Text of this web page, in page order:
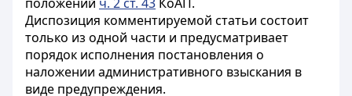
Диспозиция комментируемой статьи состоит
только из одной части и предусматривает
порядок исполнения постановления о
наложении административного взыскания в
виде предупреждения.